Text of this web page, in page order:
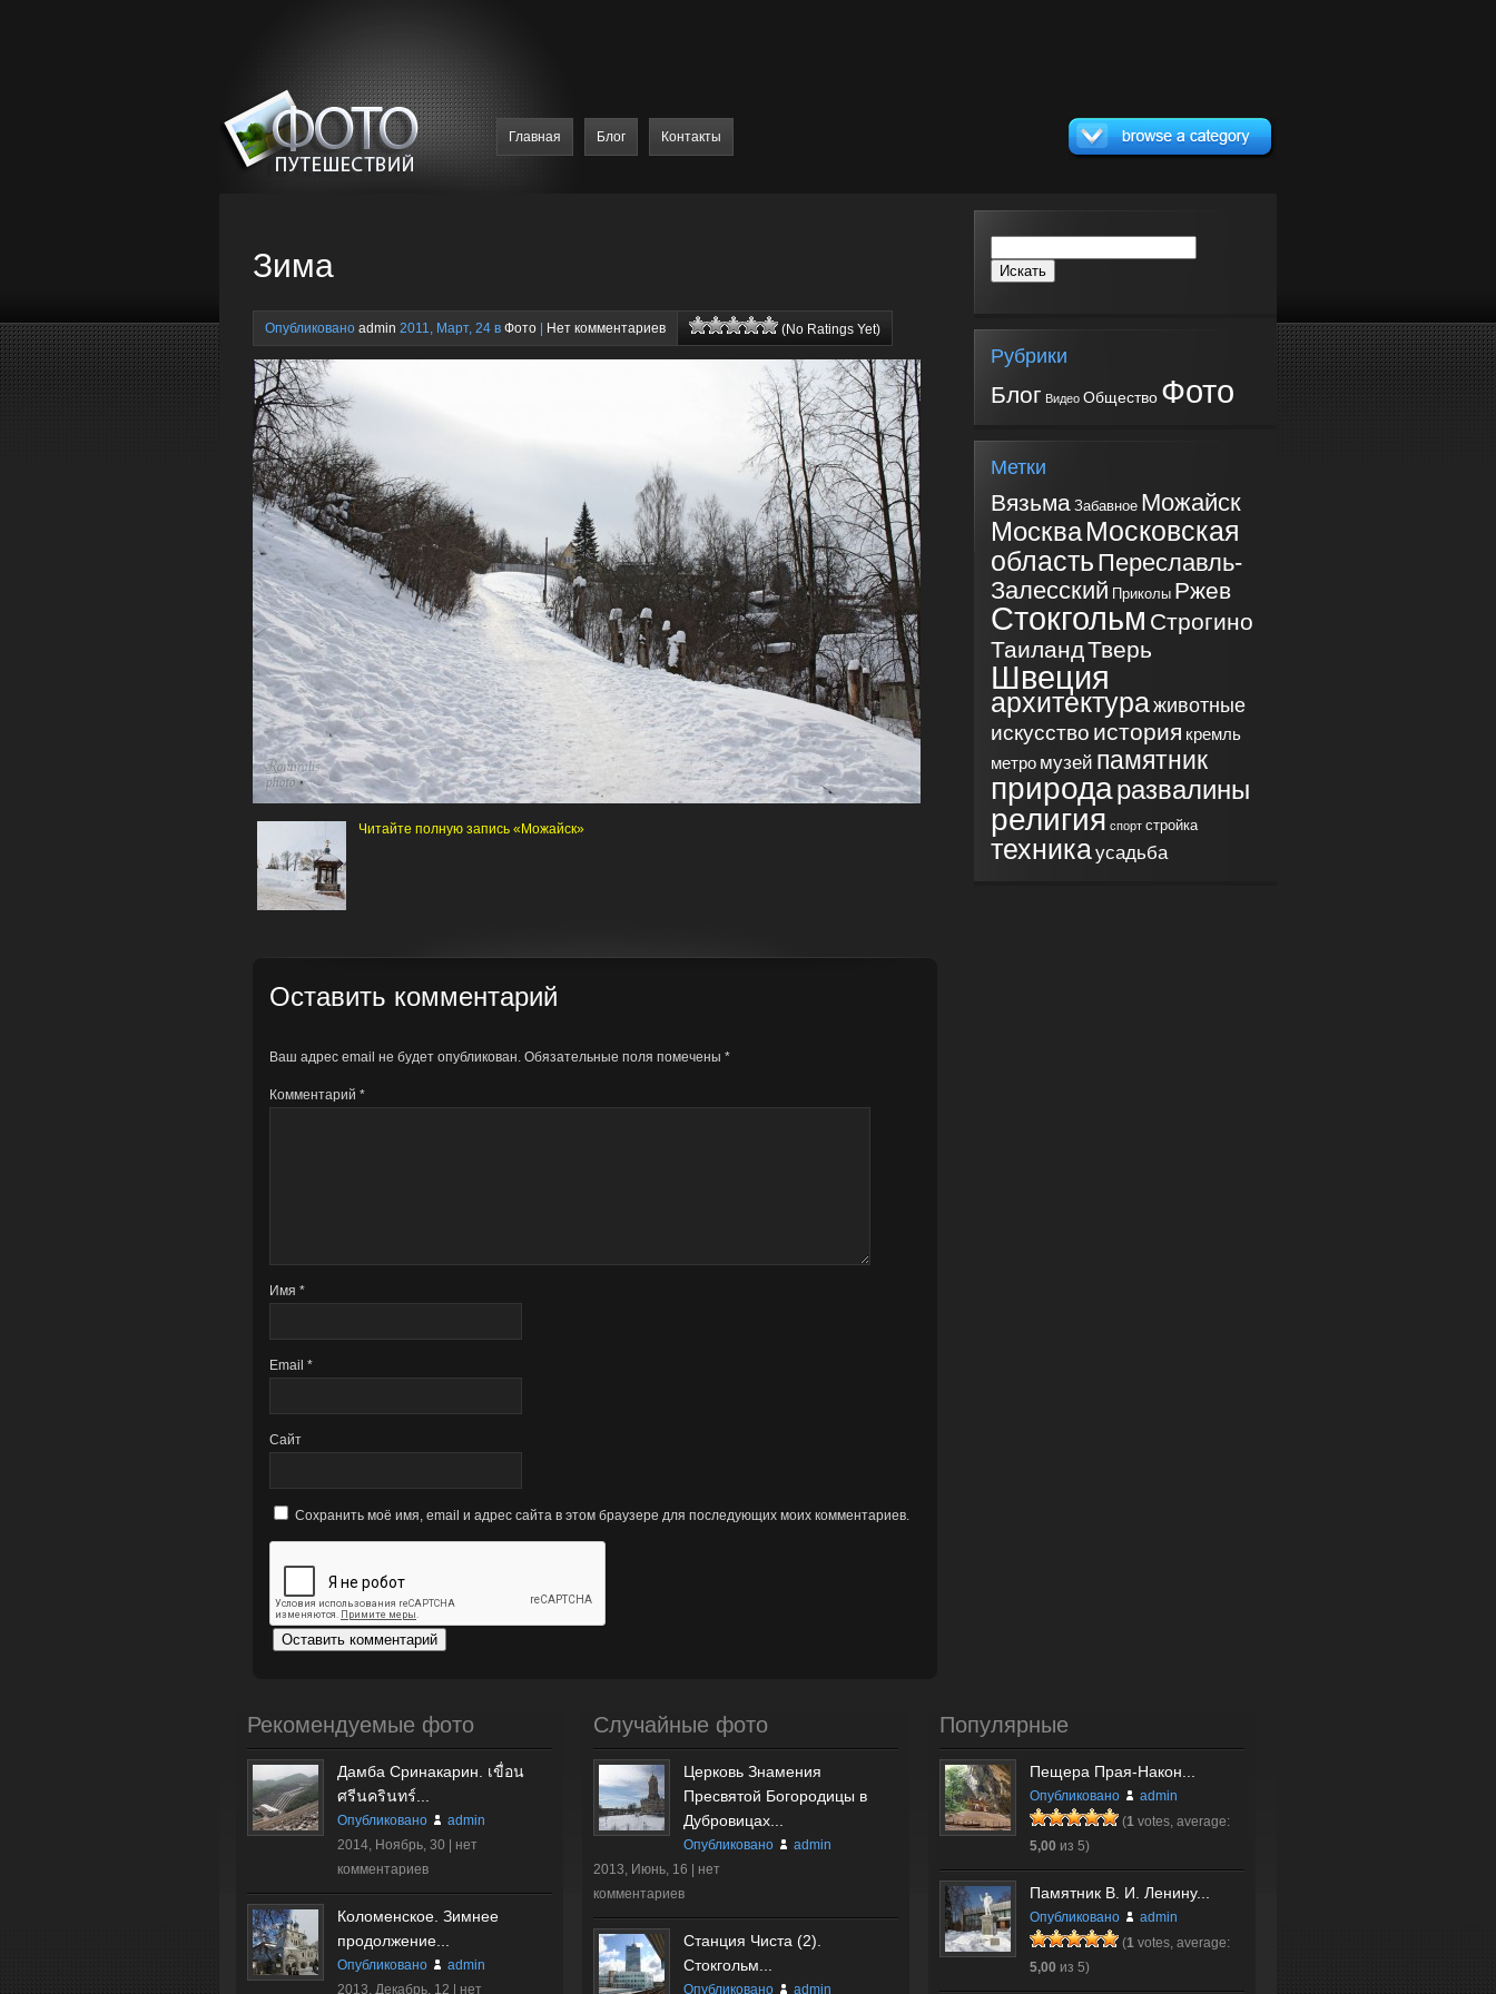
Главная Блог Контакты
Зима
Опубликовано admin 2011, Март, 24 в Фото Нет комментариев (No Ratings Yet)
Читайте полную запись «Можайск»
Оставить комментарий
Ваш адрес email не будет опубликован. Обязательные поля помечены *
Комментарий *
Имя *
Email *
Сайт
Сохранить моё имя, email и адрес сайта в этом браузере для последующих моих комментариев.
Рубрики
Блог Видео Общество Фото
Метки
Вязьма Забавное Можайск
МоскваМосковская
область Переславль-
Залесский Приколы Ржев
Стокгольм Строгино
ТаиландТверь
Швеция
архитектураживотные
искусство история кремль
метро музей памятник
природаразвалины
религия спорт стройка
техникаусадьба
Рекомендуемые фото
Дамба Сринакарин. เขื่อน
ศรีนครินทร์...
Опубликовано
admin
2014, Ноябрь, 30 | нет
комментариев
Коломенское. Зимнее
продолжение...
Опубликовано
admin
2013, Декабрь, 12 | нет
Случайные фото
Церковь Знамения
Пресвятой Богородицы в
Дубровицах...
Опубликовано
admin
2013, Июнь, 16 | нет
комментариев
Станция Чиста (2).
Стокгольм...
Опубликовано admin
Популярные
Пещера Прая-Након...
Опубликовано
admin
(1 votes, average:
5,00 из 5)
Памятник В. И. Ленину...
Опубликовано
admin
(1 votes, average:
5,00 из 5)